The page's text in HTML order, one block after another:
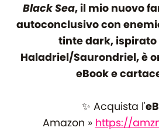
Black Sea, il mio nuovo
autoconclusivo con
tinte dark, ispirato
Haladriel/Saurondriel, è
eBook e
✨ Acquista l'
Amazon » https://